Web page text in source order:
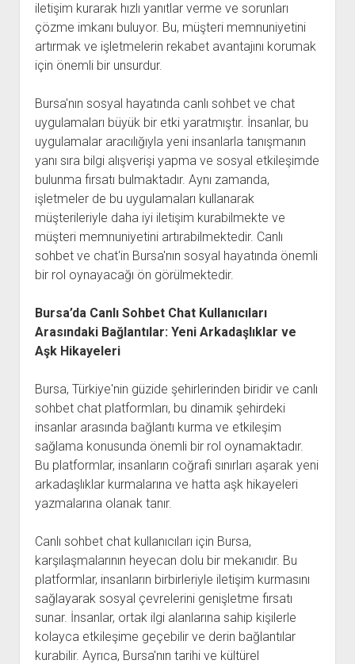
iletişim kurarak hızlı yanıtlar verme ve sorunları
çözme imkanı buluyor. Bu, müşteri memnuniyetini
artırmak ve işletmelerin rekabet avantajını korumak
için önemli bir unsurdur.
Bursa'nın sosyal hayatında canlı sohbet ve chat
uygulamaları büyük bir etki yaratmıştır. İnsanlar, bu
uygulamalar aracılığıyla yeni insanlarla tanışmanın
yanı sıra bilgi alışverişi yapma ve sosyal etkileşimde
bulunma fırsatı bulmaktadır. Aynı zamanda,
işletmeler de bu uygulamaları kullanarak
müşterileriyle daha iyi iletişim kurabilmekte ve
müşteri memnuniyetini artırabilmektedir. Canlı
sohbet ve chat'in Bursa'nın sosyal hayatında önemli
bir rol oynayacağı ön görülmektedir.
Bursa’da Canlı Sohbet Chat Kullanıcıları
Arasındaki Bağlantılar: Yeni Arkadaşlıklar ve
Aşk Hikayeleri
Bursa, Türkiye'nin güzide şehirlerinden biridir ve canlı
sohbet chat platformları, bu dinamik şehirdeki
insanlar arasında bağlantı kurma ve etkileşim
sağlama konusunda önemli bir rol oynamaktadır.
Bu platformlar, insanların coğrafi sınırları aşarak yeni
arkadaşlıklar kurmalarına ve hatta aşk hikayeleri
yazmalarına olanak tanır.
Canlı sohbet chat kullanıcıları için Bursa,
karşılaşmalarının heyecan dolu bir mekanıdır. Bu
platformlar, insanların birbirleriyle iletişim kurmasını
sağlayarak sosyal çevrelerini genişletme fırsatı
sunar. İnsanlar, ortak ilgi alanlarına sahip kişilerle
kolayca etkileşime geçebilir ve derin bağlantılar
kurabilir. Ayrıca, Bursa'nın tarihi ve kültürel